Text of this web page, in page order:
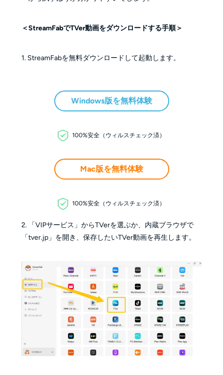
＜StreamFabでTVer動画をダウンロードする手順＞
1. StreamFabを無料ダウンロードして起動します。
Windows版を無料体験
100%安全（ウィルスチェック済）
Mac版を無料体験
100%安全（ウィルスチェック済）
2. 「VIPサービス」からTVerを選ぶか、内蔵ブラウザで
「tver.jp」を開き、保存したいTVer動画を再生します。